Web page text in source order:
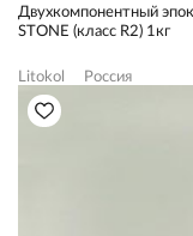
Двухкомпонентный
STONE (класс R2) 1кг
Litokol Россия